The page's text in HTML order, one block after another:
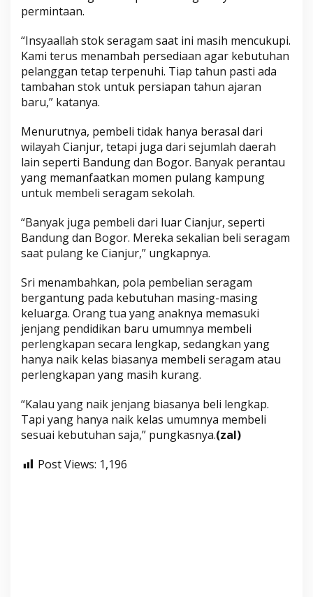
permintaan.
“Insyaallah stok seragam saat ini masih mencukupi.
Kami terus menambah persediaan agar kebutuhan
pelanggan tetap terpenuhi. Tiap tahun pasti ada
tambahan stok untuk persiapan tahun ajaran
baru,” katanya.
Menurutnya, pembeli tidak hanya berasal dari
wilayah Cianjur, tetapi juga dari sejumlah daerah
lain seperti Bandung dan Bogor. Banyak perantau
yang memanfaatkan momen pulang kampung
untuk membeli seragam sekolah.
“Banyak juga pembeli dari luar Cianjur, seperti
Bandung dan Bogor. Mereka sekalian beli seragam
saat pulang ke Cianjur,” ungkapnya.
Sri menambahkan, pola pembelian seragam
bergantung pada kebutuhan masing-masing
keluarga. Orang tua yang anaknya memasuki
jenjang pendidikan baru umumnya membeli
perlengkapan secara lengkap, sedangkan yang
hanya naik kelas biasanya membeli seragam atau
perlengkapan yang masih kurang.
“Kalau yang naik jenjang biasanya beli lengkap.
Tapi yang hanya naik kelas umumnya membeli
sesuai kebutuhan saja,” pungkasnya.(zal)
Post Views: 1,196